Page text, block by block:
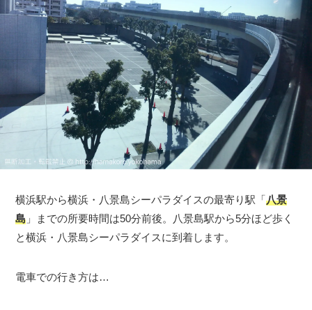
横浜駅から横浜・八景島シーパラダイスの最寄り駅「八景
島 」までの所要時間は50分前後。八景島駅から5分ほど歩く
と横浜・八景島シーパラダイスに到着します。
電車での行き方は…